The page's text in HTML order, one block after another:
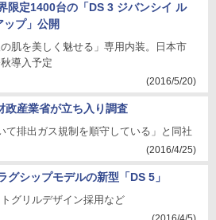
限定1400台の「DS 3 ジバンシイ ル
ップ」公開
の肌を美しく魅せる」専用内装。日本市
導入予定
(2016/5/20)
政産業省が立ち入り調査
て排出ガス規制を順守している」と同社
(2016/4/25)
グシップモデルの新型「DS 5」
グリルデザイン採用など